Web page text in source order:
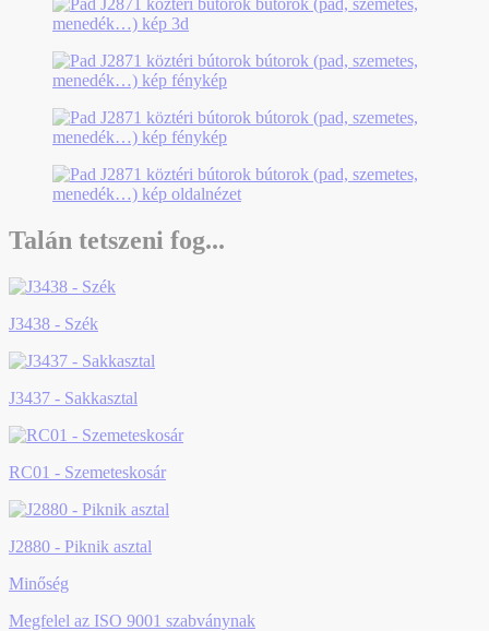
Talán tetszeni fog...
J3438 - Szék
J3437 - Sakkasztal
RC01 - Szemeteskosár
J2880 - Piknik asztal
Minőség
Megfelel az ISO 9001 szabványnak